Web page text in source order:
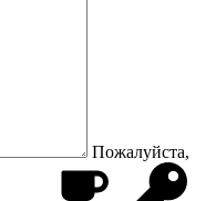
Пожалуйста,